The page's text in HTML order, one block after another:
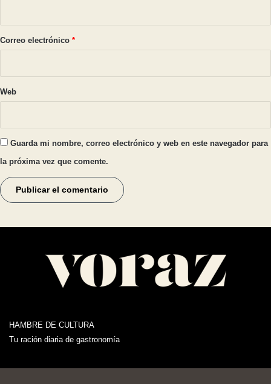
*
Correo electrónico *
Web
Guarda mi nombre, correo electrónico y web en este navegador para
la próxima vez que comente.
HAMBRE DE CULTURA
Tu ración diaria de gastronomía